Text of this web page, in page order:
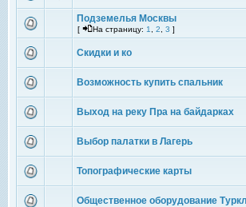
Подземелья Москвы
[ На страницу: 1 2 3 ]
Скидки и ко
Возможность купить спальник
Выход на реку Пра на байдарках
Выбор палатки в Лагерь
Топографические карты
Общественное оборудование